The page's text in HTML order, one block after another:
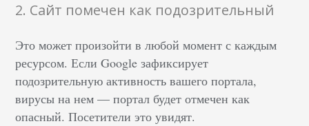
2. Сайт помечен как подозрительный
Это может произойти в любой момент с каждым
ресурсом. Если Google зафиксирует
подозрительную активность вашего портала,
вирусы на нем — портал будет отмечен как
опасный. Посетители это увидят.